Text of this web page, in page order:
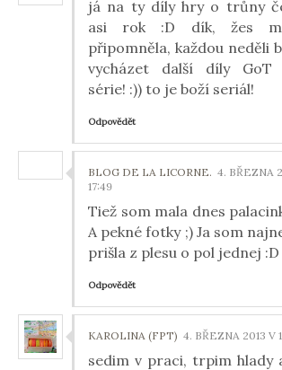
já na ty díly hry o trůny
asi rok :D dík, žes
připomněla, každou neděli
vycházet další díly
série! :)) to je boží seriál!
Odpovědět
BLOG DE LA LICORNE. 4. BŘEZNA
17:49
Tiež som mala dnes
A pekné fotky ;) Ja som
prišla z plesu o pol jednej :D
Odpovědět
KAROLINA (FPT) 4. BŘEZNA 2013 V
sedim v praci, trpim hlady